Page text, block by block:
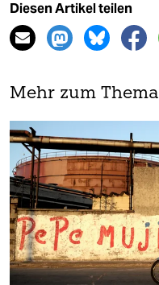
Diesen Artikel teilen
Mehr zum Thema